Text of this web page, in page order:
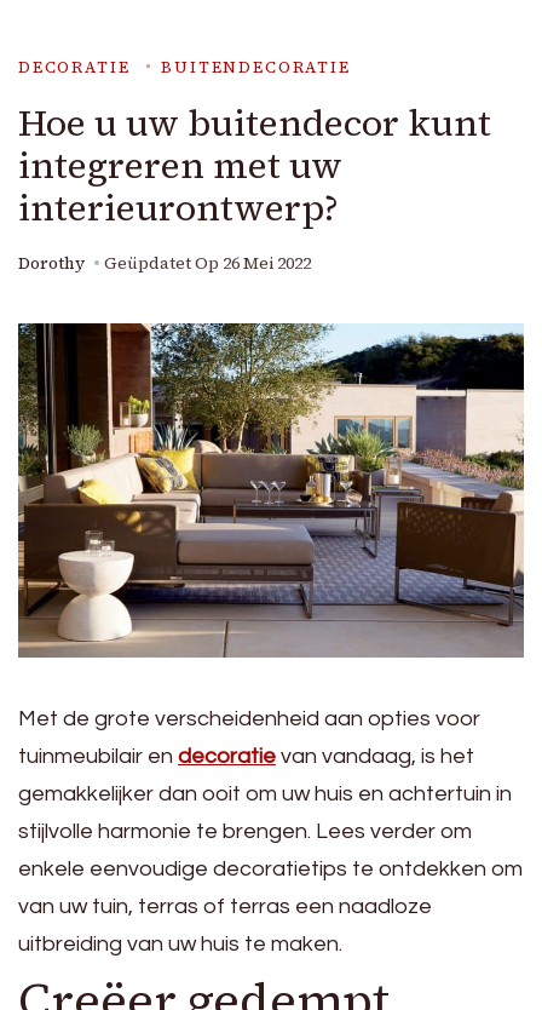
DECORATIE BUITENDECORATIE
Hoe u uw buitendecor kunt
integreren met uw
interieurontwerp?
Dorothy Geüpdatet Op 26 Mei 2022
Met de grote verscheidenheid aan opties voor
tuinmeubilair en decoratie van vandaag, is het
gemakkelijker dan ooit om uw huis en achtertuin in
stijlvolle harmonie te brengen. Lees verder om
enkele eenvoudige decoratietips te ontdekken om
van uw tuin, terras of terras een naadloze
uitbreiding van uw huis te maken.